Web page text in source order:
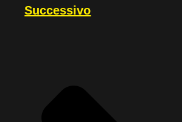
Successivo